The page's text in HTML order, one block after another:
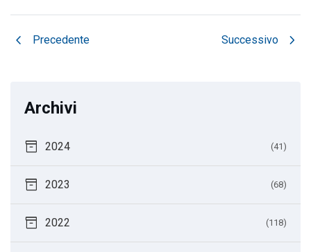
chevron_left Precedente Successivo chevron_right
Archivi
inventory_2 2024 (41)
inventory_2 2023 (68)
inventory_2 2022 (118)